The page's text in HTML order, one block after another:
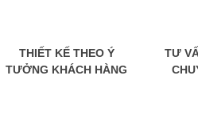
THIẾT KẾ THEO Ý
TƯỞNG KHÁCH HÀNG
TƯ